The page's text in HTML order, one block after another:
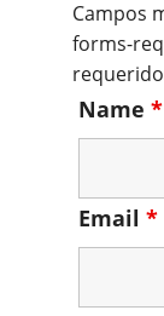
Campos
forms-
Name *
Email *